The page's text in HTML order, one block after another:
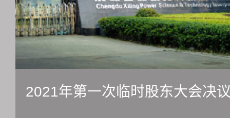
2021年第一次临时股东大会决